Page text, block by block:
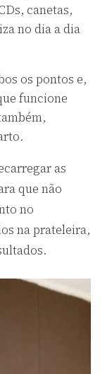
canetas,
no dia a dia
os pontos e,
funcione
as
que não
no
na prateleira,